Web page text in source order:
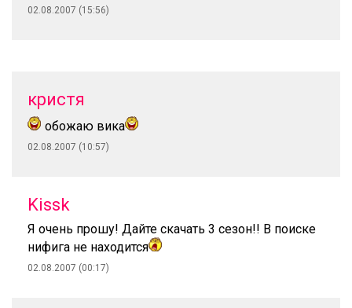
02.08.2007 (15:56)
кристя
обожаю вика
02.08.2007 (10:57)
Kissk
Я очень прошу! Дайте скачать 3 сезон!! В поиске
нифига не находится
02.08.2007 (00:17)